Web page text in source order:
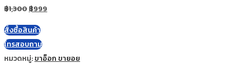
฿1,300฿999
สั่งซื้อสินค้า
โทรสอบถาม
หมวดหมู่:ขาอ็อก ขายอย